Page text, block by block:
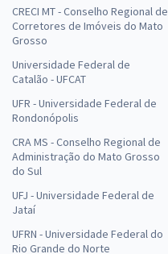
CRECI MT - Conselho Regional de
Corretores de Imóveis do Mato
Grosso
Universidade Federal de
Catalão - UFCAT
UFR - Universidade Federal de
Rondonópolis
CRA MS - Conselho Regional de
Administração do Mato Grosso
do Sul
UFJ - Universidade Federal de
Jataí
UFRN - Universidade Federal do
Rio Grande do Norte